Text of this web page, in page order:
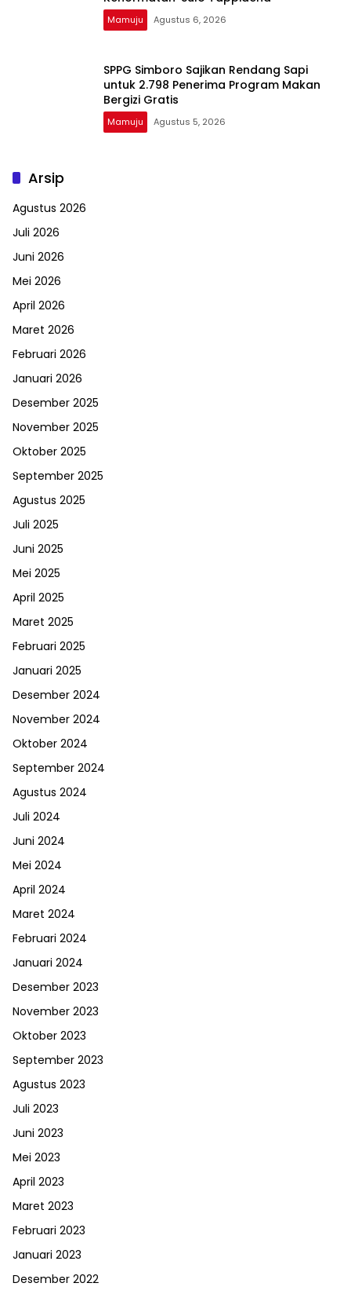
Mamuju Agustus 6, 2026
SPPG Simboro Sajikan Rendang Sapi
untuk 2.798 Penerima Program Makan
Bergizi Gratis
Mamuju Agustus 5, 2026
Arsip
Agustus 2026
Juli 2026
Juni 2026
Mei 2026
April 2026
Maret 2026
Februari 2026
Januari 2026
Desember 2025
November 2025
Oktober 2025
September 2025
Agustus 2025
Juli 2025
Juni 2025
Mei 2025
April 2025
Maret 2025
Februari 2025
Januari 2025
Desember 2024
November 2024
Oktober 2024
September 2024
Agustus 2024
Juli 2024
Juni 2024
Mei 2024
April 2024
Maret 2024
Februari 2024
Januari 2024
Desember 2023
November 2023
Oktober 2023
September 2023
Agustus 2023
Juli 2023
Juni 2023
Mei 2023
April 2023
Maret 2023
Februari 2023
Januari 2023
Desember 2022